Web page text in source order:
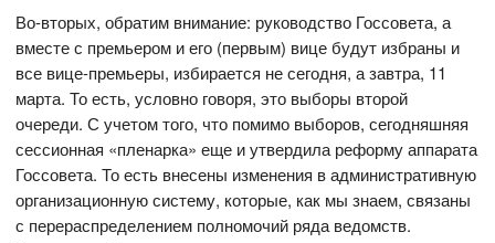
Во-вторых, обратим внимание: руководство Госсовета, а
вместе с премьером и его (первым) вице будут избраны и
все вице-премьеры, избирается не сегодня, а завтра, 11
марта. То есть, условно говоря, это выборы второй
очереди. С учетом того, что помимо выборов, сегодняшняя
сессионная «пленарка» еще и утвердила реформу аппарата
Госсовета. То есть внесены изменения в административную
организационную систему, которые, как мы знаем, связаны
с перераспределением полномочий ряда ведомств.